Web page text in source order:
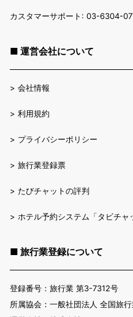
カスタマーサポート: 03-6304-
■ 運営会社について
> 会社情報
> 利用規約
> プライバシーポリシー
> 旅行業登録票
> たびチャットの評判
> ホテル予約システム「タビチャ
■ 旅行業登録について
登録番号：旅行業 第3-7312号
所属協会：一般社団法人 全国旅